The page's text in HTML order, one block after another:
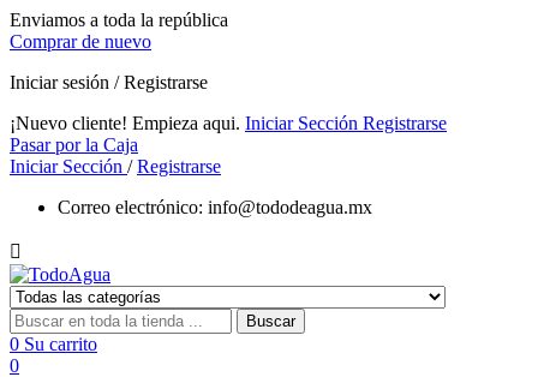
Enviamos a toda la república
Comprar de nuevo
Iniciar sesión / Registrarse
¡Nuevo cliente! Empieza aqui. Iniciar Sección Registrarse
Pasar por la Caja
Iniciar Sección /Registrarse
Correo electrónico: info@tododeagua.mx

Buscar
0 Su carrito
0